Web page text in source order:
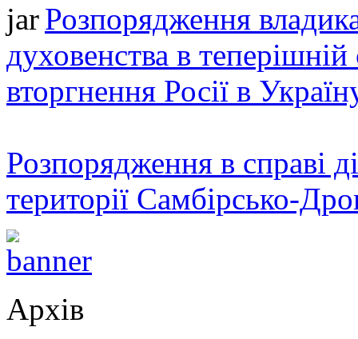
Розпорядження
духовенства в теперішній
вторгнення Росії в
Розпорядження в справі
території Самбірсько-
Архів